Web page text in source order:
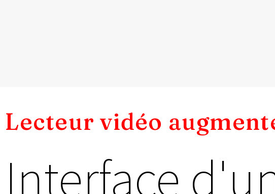
Lecteur vidéo
Interface